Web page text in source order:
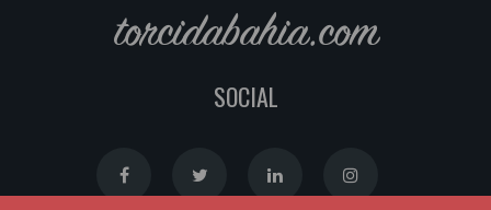
torcidabahia.com
SOCIAL